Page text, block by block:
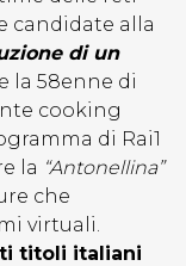
candidate alla
di un
la 58enne di
cooking
di Rai1
la “Antonellina”
che
virtuali.
titoli italiani